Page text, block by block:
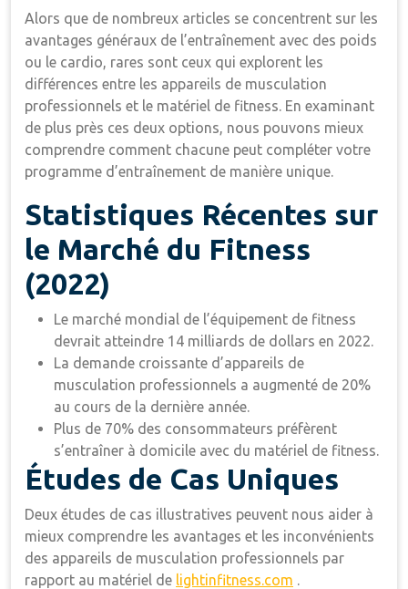
Alors que de nombreux articles se concentrent sur les
avantages généraux de l’entraînement avec des poids
ou le cardio, rares sont ceux qui explorent les
différences entre les appareils de musculation
professionnels et le matériel de fitness. En examinant
de plus près ces deux options, nous pouvons mieux
comprendre comment chacune peut compléter votre
programme d’entraînement de manière unique.
Statistiques Récentes sur
le Marché du Fitness
(2022)
Le marché mondial de l’équipement de fitness
devrait atteindre 14 milliards de dollars en 2022.
La demande croissante d’appareils de
musculation professionnels a augmenté de 20%
au cours de la dernière année.
Plus de 70% des consommateurs préfèrent
s’entraîner à domicile avec du matériel de fitness.
Études de Cas Uniques
Deux études de cas illustratives peuvent nous aider à
mieux comprendre les avantages et les inconvénients
des appareils de musculation professionnels par
rapport au matériel de lightinfitness.com .